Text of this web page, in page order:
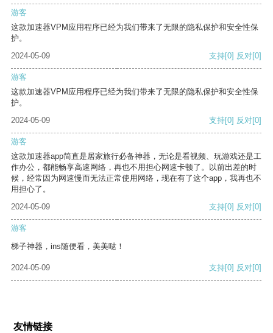
游客
这款加速器VPM应用程序已经为我们带来了无限的隐私保护和安全性保
护。
2024-05-09
支持[0] 反对[0]
游客
这款加速器VPM应用程序已经为我们带来了无限的隐私保护和安全性保
护。
2024-05-09
支持[0] 反对[0]
游客
这款加速器app简直是居家旅行必备神器，无论是看视频、玩游戏还是工
作办公，都能畅享高速网络，再也不用担心网速卡顿了。以前出差的时
候，经常因为网速慢而无法正常使用网络，现在有了这个app，我再也不
用担心了。
2024-05-09
支持[0] 反对[0]
游客
梯子神器，ins随便看，美美哒！
2024-05-09 支持[0] 反对[0]
友情链接